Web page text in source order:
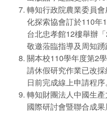
轉知行政院農業委員
化探索協會訂於110年
台北忠孝館12樓舉辦
敬邀蒞臨指導及周知踴
關本校110學年度第2
請休假研究作業已改
日前完成線上申請程序。
轉知財團法人中國生
國際研討會暨聯合成